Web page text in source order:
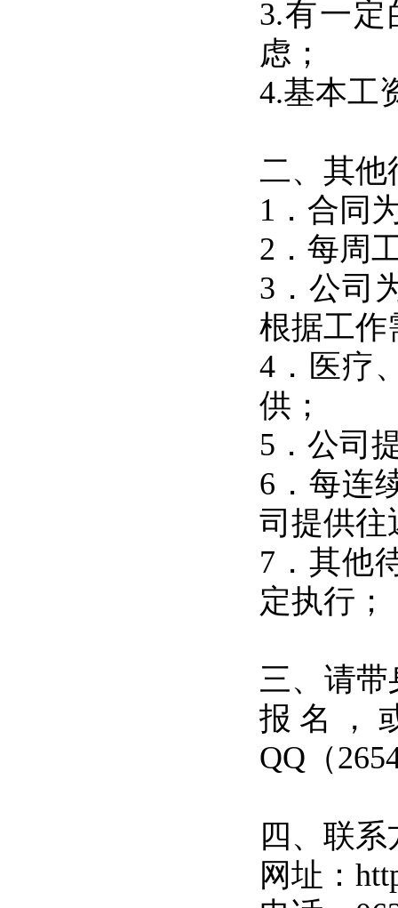
3.有一
虑；
4.基本工
二、其他
1．合同
2．每周
3．公司
根据工作
4．医疗
供；
5．公司
6．每连
司提供往
7．其他
定执行；
三、请带
报名，
QQ（
四、联
网址：